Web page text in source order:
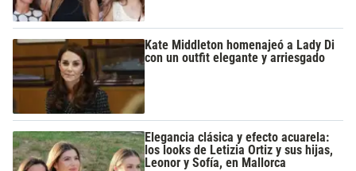
Kate Middleton homenajeó a Lady Di
con un outfit elegante y arriesgado
Elegancia clásica y efecto acuarela:
los looks de Letizia Ortiz y sus hijas,
Leonor y Sofía, en Mallorca